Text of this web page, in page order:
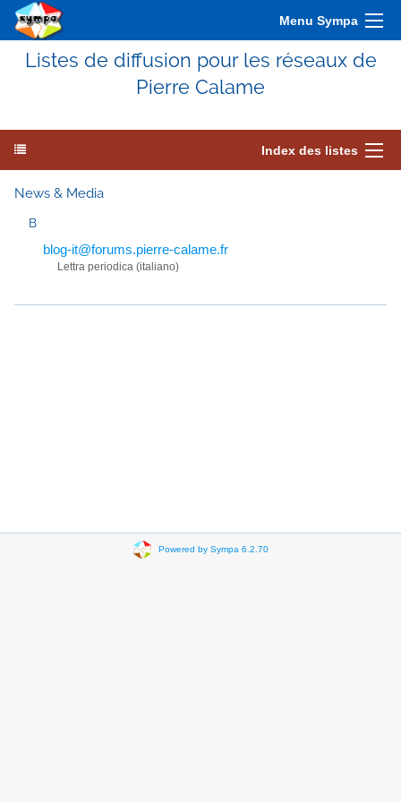
Menu Sympa
Listes de diffusion pour les réseaux de
Pierre Calame
Index des listes
News & Media
B
blog-it@forums.pierre-calame.fr
Lettra periodica (italiano)
Powered by Sympa 6.2.70